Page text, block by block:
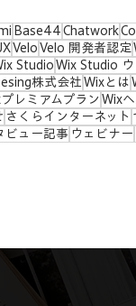
Base44 Chatwork
Velo Velo 開発者認定
Studio Wix Studio ウ
株式会社 Wixとは
レミアムプラン Wix
さくらインターネット
ビュー記事 ウェビナー